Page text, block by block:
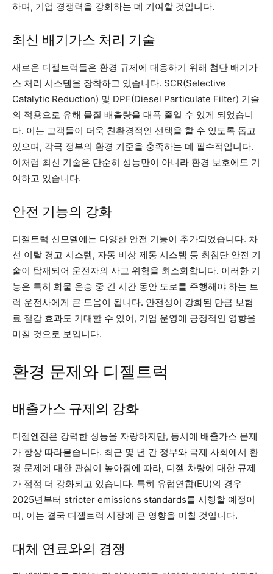
하며, 기업 경쟁력을 강화하는 데 기여할 것입니다.
최신 배기가스 처리 기술
새로운 디젤트럭들은 환경 규제에 대응하기 위해 첨단 배기가
스 처리 시스템을 장착하고 있습니다. SCR(Selective
Catalytic Reduction) 및 DPF(Diesel Particulate Filter) 기술
의 적용으로 유해 물질 배출량을 대폭 줄일 수 있게 되었습니
다. 이는 고객들이 더욱 친환경적인 선택을 할 수 있도록 돕고
있으며, 각국 정부의 환경 기준을 충족하는 데 필수적입니다.
이처럼 최신 기술은 단순히 성능만이 아니라 환경 보호에도 기
여하고 있습니다.
안전 기능의 강화
디젤트럭 신모델에는 다양한 안전 기능이 추가되었습니다. 차
선 이탈 경고 시스템, 자동 비상 제동 시스템 등 최첨단 안전 기
술이 탑재되어 운전자의 사고 위험을 최소화합니다. 이러한 기
능은 특히 화물 운송 중 긴 시간 동안 도로를 주행해야 하는 트
럭 운전사에게 큰 도움이 됩니다. 안전성이 강화된 만큼 보험
료 절감 효과도 기대할 수 있어, 기업 운영에 긍정적인 영향을
미칠 것으로 보입니다.
환경 문제와 디젤트럭
배출가스 규제의 강화
디젤엔진은 강력한 성능을 자랑하지만, 동시에 배출가스 문제
가 항상 따라붙습니다. 최근 몇 년 간 정부와 국제 사회에서 환
경 문제에 대한 관심이 높아짐에 따라, 디젤 차량에 대한 규제
가 점점 더 강화되고 있습니다. 특히 유럽연합(EU)의 경우
2025년부터 stricter emissions standards를 시행할 예정이
며, 이는 결국 디젤트럭 시장에 큰 영향을 미칠 것입니다.
대체 연료와의 경쟁